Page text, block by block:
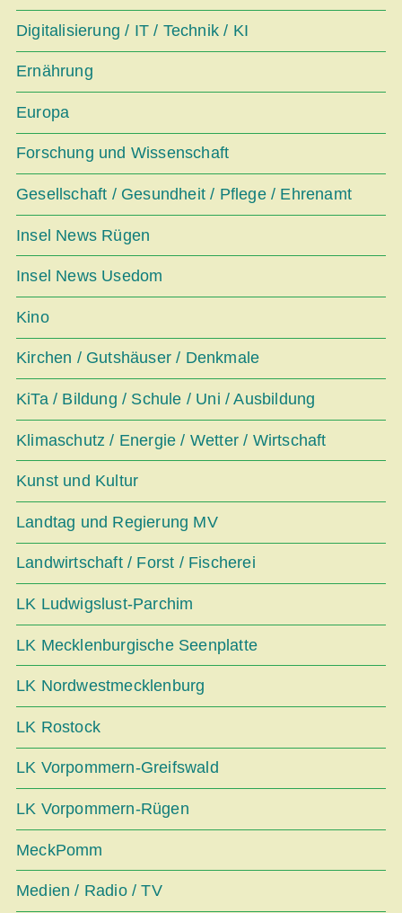
Digitalisierung / IT / Technik / KI
Ernährung
Europa
Forschung und Wissenschaft
Gesellschaft / Gesundheit / Pflege / Ehrenamt
Insel News Rügen
Insel News Usedom
Kino
Kirchen / Gutshäuser / Denkmale
KiTa / Bildung / Schule / Uni / Ausbildung
Klimaschutz / Energie / Wetter / Wirtschaft
Kunst und Kultur
Landtag und Regierung MV
Landwirtschaft / Forst / Fischerei
LK Ludwigslust-Parchim
LK Mecklenburgische Seenplatte
LK Nordwestmecklenburg
LK Rostock
LK Vorpommern-Greifswald
LK Vorpommern-Rügen
MeckPomm
Medien / Radio / TV